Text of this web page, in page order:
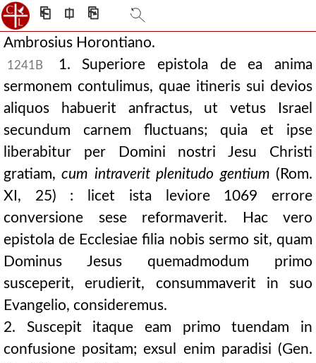
⎗ ⎅ ⎘
Ambrosius Horontiano.
1241B
1. Superiore epistola de ea anima
sermonem contulimus, quae itineris sui devios
aliquos habuerit anfractus, ut vetus Israel
secundum carnem fluctuans; quia et ipse
liberabitur per Domini nostri Jesu Christi
gratiam,cum intraverit plenitudo gentium (Rom.
XI, 25) : licet ista leviore 1069 errore
conversione sese reformaverit. Hac vero
epistola de Ecclesiae filia nobis sermo sit, quam
Dominus Jesus quemadmodum primo
susceperit, erudierit, consummaverit in suo
Evangelio, consideremus.
2. Suscepit itaque eam primo tuendam in
confusione positam; exsul enim paradisi (Gen.